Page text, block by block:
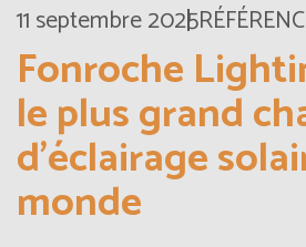
11 septembre 2025
Fonroche
le plus grand
d’éclairage
monde